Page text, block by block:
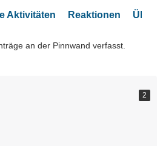
Aktivitäten Reaktionen Über
an der Pinnwand verfasst.
2